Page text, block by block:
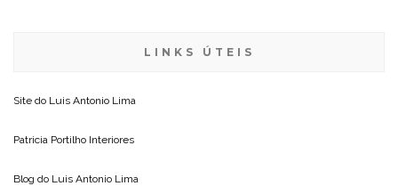
LINKS ÚTEIS
Site do Luis Antonio Lima
Patricia Portilho Interiores
Blog do Luis Antonio Lima